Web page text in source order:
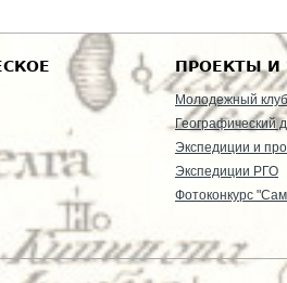
ПРОЕКТЫ И
Молодежный клуб
Географический
Экспедиции и
Экспедиции РГО
Фотоконкурс